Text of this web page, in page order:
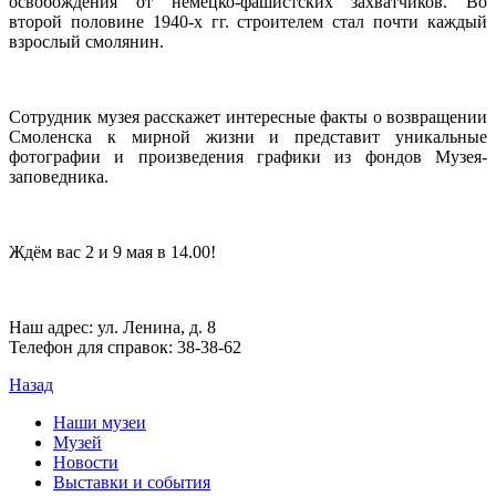
второй половине 1940-х гг. строителем стал почти каждый
взрослый смолянин.
Сотрудник музея расскажет интересные факты о возвращении
Смоленска к мирной жизни и представит уникальные
фотографии и произведения графики из фондов Музея-
заповедника.
Ждём вас 2 и 9 мая в 14.00!
Наш адрес: ул. Ленина, д. 8
Телефон для справок: 38-38-62
Назад
Наши музеи
Музей
Новости
Выставки и события